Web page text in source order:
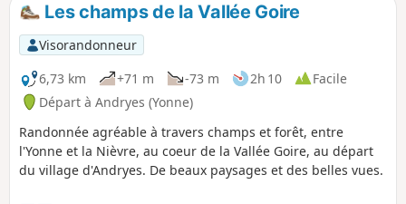
Les champs de la Vallée Goire
Visorandonneur
6,73 km
+71 m -73 m 2h 10
Facile
Départ à Andryes (Yonne)
Randonnée agréable à travers champs et forêt, entre
l'Yonne et la Nièvre, au coeur de la Vallée Goire, au départ
du village d'Andryes. De beaux paysages et des belles vues.